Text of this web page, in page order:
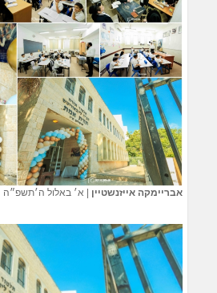
אבריימקה אייזנשטיין | א׳ באלול ה׳תשפ״ה